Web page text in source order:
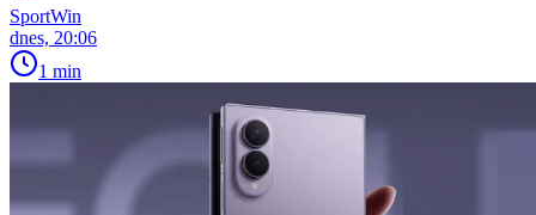
SportWin
dnes, 20:06
1 min